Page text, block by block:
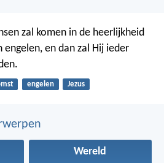
zal komen in de heerlijkheid
engelen, en dan zal Hij ieder
engelen Jezus
Wereld